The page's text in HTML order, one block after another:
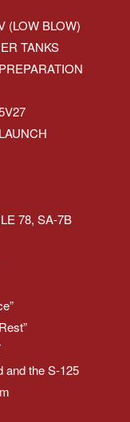
(LOW BLOW)
TANKS
78, SA-7B
and the S-125